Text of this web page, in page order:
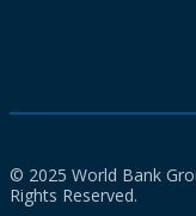
© 2025 World Bank
Rights Reserved.